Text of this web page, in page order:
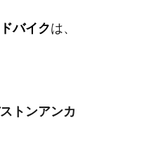
バイクは、
トンアンカ